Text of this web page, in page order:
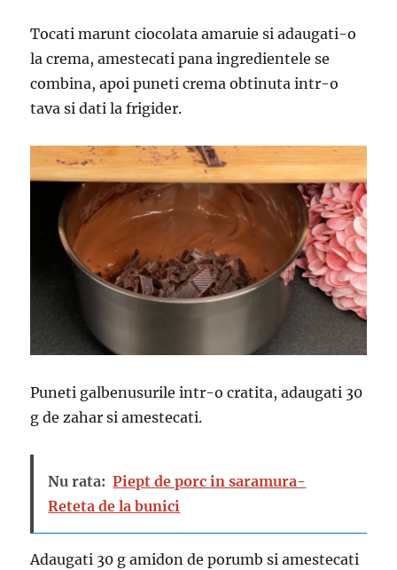
Tocati marunt ciocolata amaruie si adaugati-o
la crema, amestecati pana ingredientele se
combina, apoi puneti crema obtinuta intr-o
tava si dati la frigider.
Puneti galbenusurile intr-o cratita, adaugati 30
g de zahar si amestecati.
Nu rata: Piept de porc in saramura-
Reteta de la bunici
Adaugati 30 g amidon de porumb si amestecati